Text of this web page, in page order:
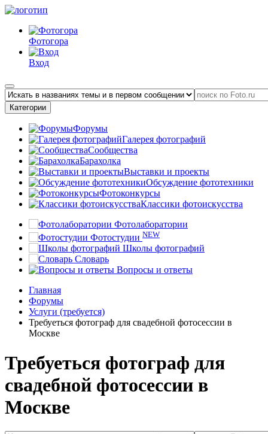
Фотогора
Вход
Категории
Форумы
Галерея фотографий
Сообщества
Барахолка
Выставки и проекты
Обсуждение фототехники
Фотоконкурсы
Классики фотоискусства
Фотолаборатории
Фотостудии NEW
Школы фотографий
Словарь
Вопросы и ответы
Главная
Форумы
Услуги (требуется)
Требуеться фотограф для свадебной фотосессии в
Москве
Требуеться фотограф для
свадебной фотосессии в
Москве